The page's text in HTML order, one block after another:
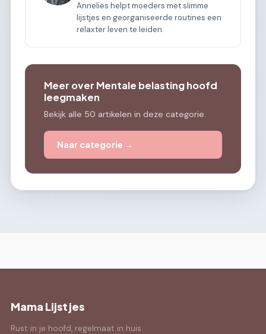
Annelies helpt moeders met slimme
lijstjes en georganiseerde routines een
relaxter leven te leiden.
Meer over Mentale belasting hoofd
leegmaken
Bekijk alle 50 artikelen in deze categorie.
Naar categorie →
Mama Lijstjes
Rust in je hoofd, regelmaat in huis.